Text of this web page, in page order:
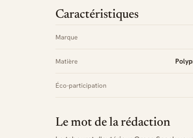
Caractéristiques
Marque
Matière
Éco-participation
Le mot de la rédaction